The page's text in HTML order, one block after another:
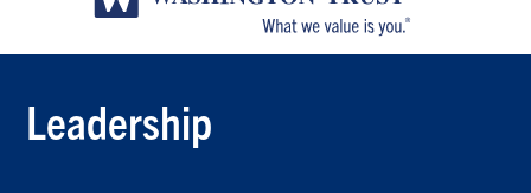
Leadership